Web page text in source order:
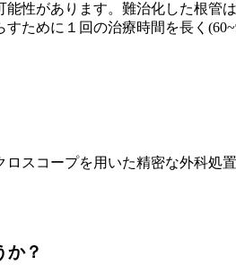
性があります。難治化した根管
ために１回の治療時間を長く
スコープを用いた精密な外科処
か？